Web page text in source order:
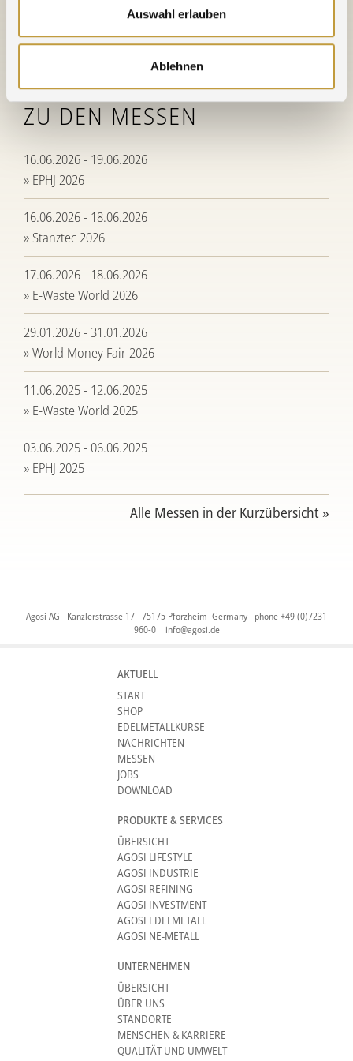
Auswahl erlauben
Ablehnen
Bernd Bauer und Meike Vielsack (Vertrieb
ZU DEN MESSEN
16.06.2026 - 19.06.2026
» EPHJ 2026
16.06.2026 - 18.06.2026
» Stanztec 2026
17.06.2026 - 18.06.2026
» E-Waste World 2026
29.01.2026 - 31.01.2026
» World Money Fair 2026
11.06.2025 - 12.06.2025
» E-Waste World 2025
03.06.2025 - 06.06.2025
» EPHJ 2025
Alle Messen in der Kurzübersicht »
Agosi AG Kanzlerstrasse 17 75175 Pforzheim Germany phone +49 (0)7231
960-0 info@agosi.de
AKTUELL
START
SHOP
EDELMETALLKURSE
NACHRICHTEN
MESSEN
JOBS
DOWNLOAD
PRODUKTE & SERVICES
ÜBERSICHT
AGOSI LIFESTYLE
AGOSI INDUSTRIE
AGOSI REFINING
AGOSI INVESTMENT
AGOSI EDELMETALL
AGOSI NE-METALL
UNTERNEHMEN
ÜBERSICHT
ÜBER UNS
STANDORTE
MENSCHEN & KARRIERE
QUALITÄT UND UMWELT